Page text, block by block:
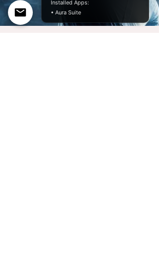
Installed Apps:
• Aura Suite